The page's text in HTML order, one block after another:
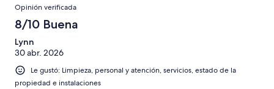
Opinión verificada
8/10 Buena
Lynn
30 abr. 2026
Le gustó: Limpieza, personal y atención, servicios, estado de la
propiedad e instalaciones